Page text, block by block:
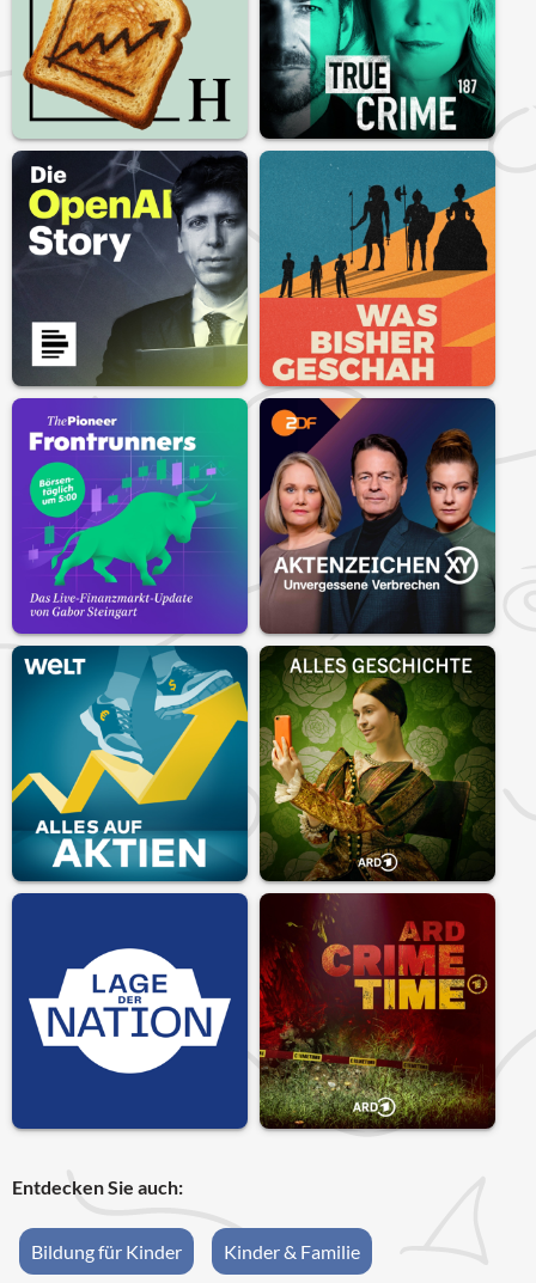
Entdecken Sie auch:
Bildung für Kinder Kinder & Familie